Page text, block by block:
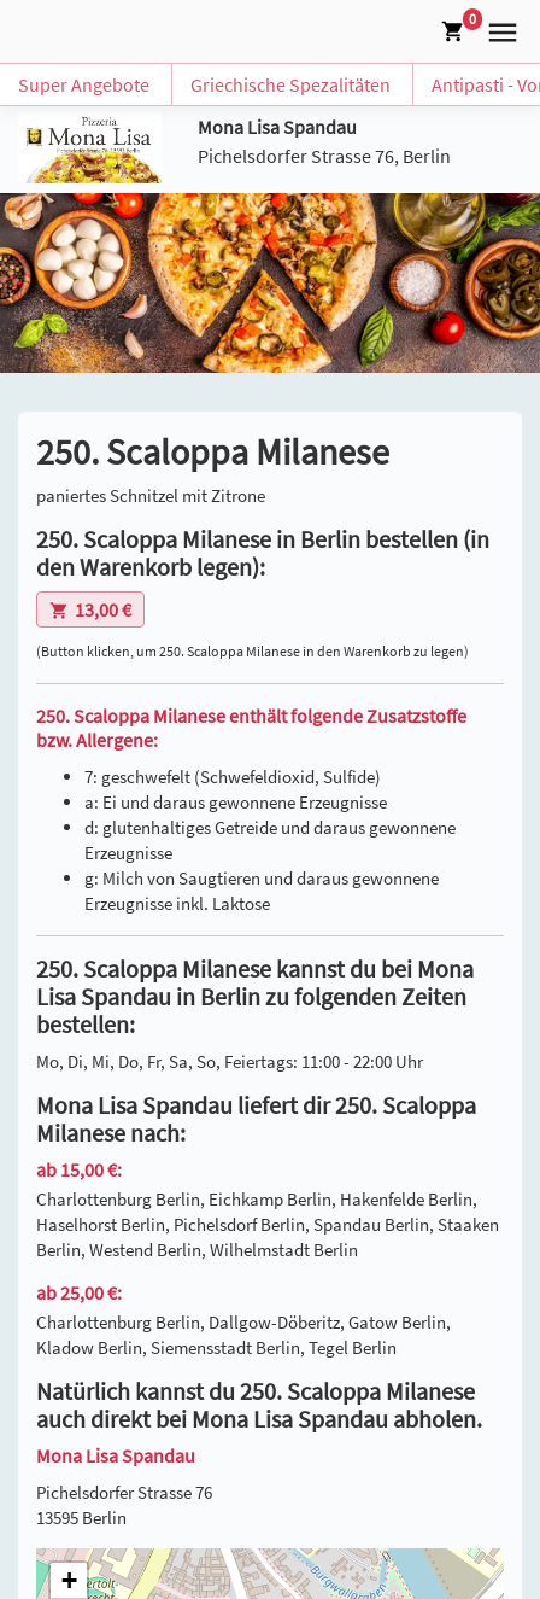
0
Super Angebote Griechische Spezalitäten
Antipasti -
Mona Lisa Spandau
Pichelsdorfer Strasse 76, Berlin
250. Scaloppa Milanese
paniertes Schnitzel mit Zitrone
250. Scaloppa Milanese in Berlin bestellen (in
den Warenkorb legen):
13,00 €
(Button klicken, um 250. Scaloppa Milanese in den Warenkorb zu legen)
250. Scaloppa Milanese enthält folgende Zusatzstoffe
bzw. Allergene:
7: geschwefelt (Schwefeldioxid, Sulfide)
a: Ei und daraus gewonnene Erzeugnisse
d: glutenhaltiges Getreide und daraus gewonnene
Erzeugnisse
g: Milch von Saugtieren und daraus gewonnene
Erzeugnisse inkl. Laktose
250. Scaloppa Milanese kannst du bei Mona
Lisa Spandau in Berlin zu folgenden Zeiten
bestellen:
Mo, Di, Mi, Do, Fr, Sa, So, Feiertags: 11:00 - 22:00 Uhr
Mona Lisa Spandau liefert dir 250. Scaloppa
Milanese nach:
ab 15,00 €:
Charlottenburg Berlin, Eichkamp Berlin, Hakenfelde Berlin,
Haselhorst Berlin, Pichelsdorf Berlin, Spandau Berlin, Staaken
Berlin, Westend Berlin, Wilhelmstadt Berlin
ab 25,00 €:
Charlottenburg Berlin, Dallgow-Döberitz, Gatow Berlin,
Kladow Berlin, Siemensstadt Berlin, Tegel Berlin
Natürlich kannst du 250. Scaloppa Milanese
auch direkt bei Mona Lisa Spandau abholen.
Mona Lisa Spandau
Pichelsdorfer Strasse 76
13595 Berlin
+